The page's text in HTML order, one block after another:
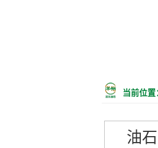
当前位置
油